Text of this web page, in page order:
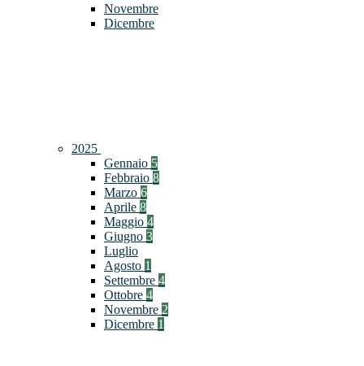
Novembre
Dicembre
2025
Gennaio 5
Febbraio 8
Marzo 6
Aprile 8
Maggio 4
Giugno 3
Luglio
Agosto 1
Settembre 4
Ottobre 4
Novembre 2
Dicembre 1